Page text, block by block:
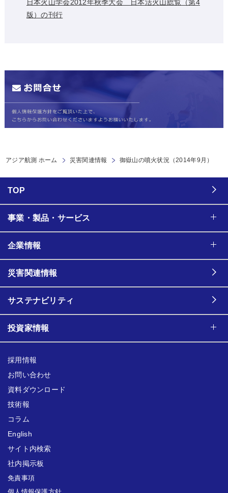
日本火山学会2012年秋季大会 日本活火山総覧（第4
版）の刊行
アジア航測 ホーム 災害関連情報 御嶽山の噴火状況（2014年9月）
TOP
事業・製品・サービス
企業情報
災害関連情報
サステナビリティ
投資家情報
採用情報
お問い合わせ
資料ダウンロード
技術報
コラム
English
サイト内検索
社内掲示板
免責事項